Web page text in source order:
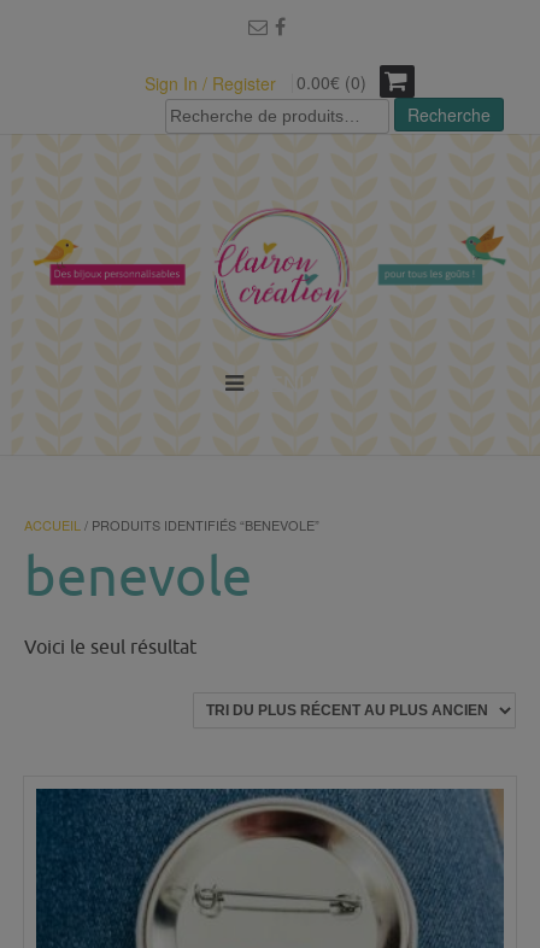
Sign In / Register
0.00€ (0)
Recherche
pour :
Recherche
ACCUEIL / PRODUITS IDENTIFIÉS “BENEVOLE”
benevole
Voici le seul résultat